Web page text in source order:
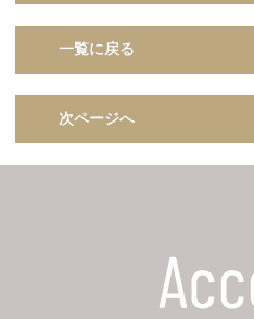
一覧に戻る
次ページへ